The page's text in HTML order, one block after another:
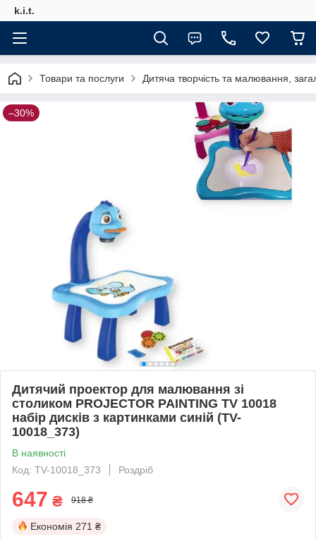
k.i.t.
Товари та послуги Дитяча творчість та малювання,
–30%
Дитячий проектор для малювання зі
столиком PROJECTOR PAINTING TV 10018
набір дисків з картинками синій (TV-
10018_373)
В наявності
Код: TV-10018_373
Роздріб
647 ₴ 918 ₴
Економія 271 ₴